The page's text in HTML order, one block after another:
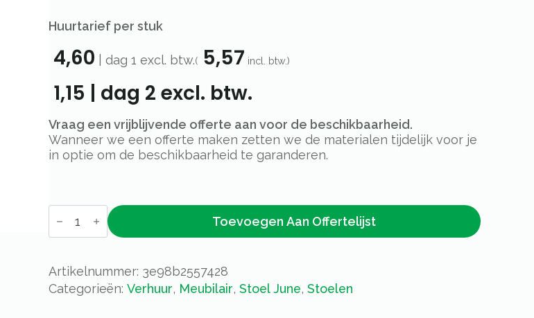
Huurtarief per stuk
4,60 dag 1 excl. btw.(5,57 incl. btw.)
1,15 dag 2 excl. btw.
Vraag een vrijblijvende offerte aan voor de beschikbaarheid.
Wanneer we een offerte maken zetten we de materialen tijdelijk voor je
in optie om de beschikbaarheid te garanderen.
Stoel
June
oranje
aantal
Toevoegen Aan Offertelijst
Artikelnummer: 3e98b2557428
Categorieën: Verhuur, Meubilair, Stoel June, Stoelen